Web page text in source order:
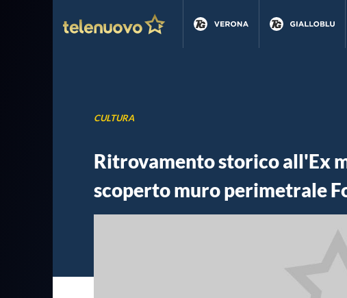
CULTURA
Ritrovamento storico all'Ex
scoperto muro perimetrale